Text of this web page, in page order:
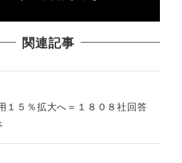
関連記事
１５％拡大へ＝１８０８社回答